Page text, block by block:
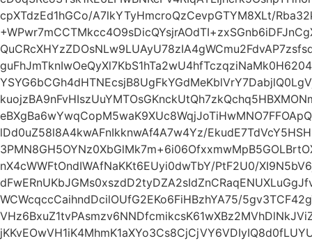
cpXTdzEd1hGCo/A7lkYTyHmcroQzCevpGTYM8XLt/
lDd0uZ58l8A4kwAFnIkknwAf4A7w4Yz/
nX4cWWFtOndIWAfNaKKt6EUyi0dwTbY/PtF2U0/
WCWcqccCaihndDcilOUfG2EKo6FiHBzhYA75/